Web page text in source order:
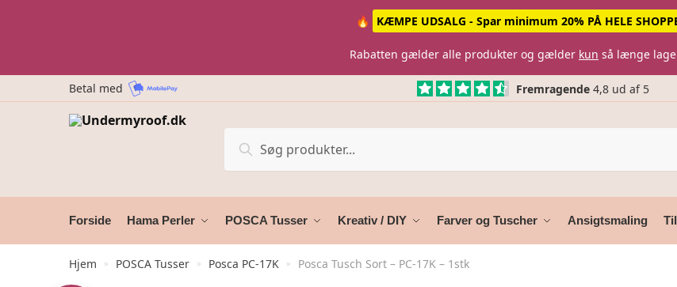
🔥 KÆMPE UDSALG - Spar minimum 20% PÅ HELE
Rabatten gælder alle produkter og gælder kun så længe
Betal med Fremragende4,8 ud af 5
efter:
Søg
Forside Hama Perler POSCA Tusser Kreativ / DIY Farver og Tuscher Ansigtsmaling
Hjem » POSCA Tusser » Posca PC-17K » Posca Tusch Sort – PC-17K – 1stk